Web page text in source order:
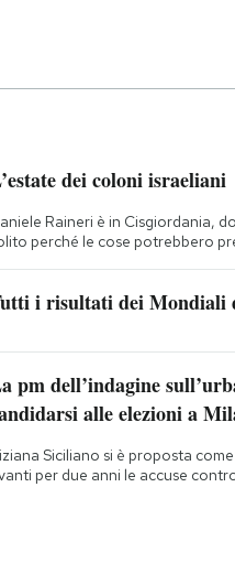
dei coloni israeliani
Raineri è in Cisgiordania,
perché le cose potrebbero
i risultati dei Mondiali
pm dell’indagine
alle elezioni a
Siciliano si è proposta
per due anni le accuse